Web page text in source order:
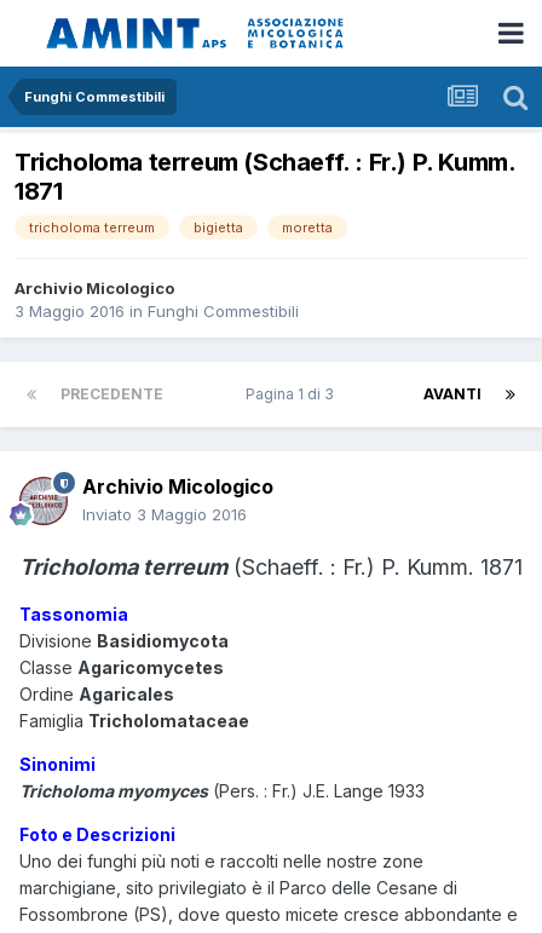
Funghi Commestibili
Tricholoma terreum (Schaeff. : Fr.) P. Kumm.
1871
tricholoma terreum bigietta moretta
Archivio Micologico
3 Maggio 2016 in Funghi Commestibili
PRECEDENTE AVANTI
Pagina 1 di 3
Archivio Micologico
Inviato 3 Maggio 2016
Tricholoma terreum(Schaeff. : Fr.) P. Kumm. 1871
Tassonomia
Divisione Basidiomycota
Classe Agaricomycetes
Ordine Agaricales
Famiglia Tricholomataceae
Sinonimi
Tricholoma myomyces(Pers. : Fr.) J.E. Lange 1933
Foto e Descrizioni
Uno dei funghi più noti e raccolti nelle nostre zone
marchigiane, sito privilegiato è il Parco delle Cesane di
Fossombrone (PS), dove questo micete cresce abbondante e